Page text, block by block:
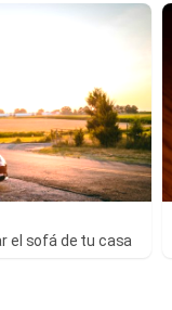
el sofá de tu casa